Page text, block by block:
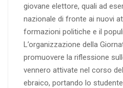
giovane elettore, quali ad
nazionale di fronte ai nuovi
formazioni politiche e il
L’organizzazione della
promuovere la riflessione
vennero attivate nel corso
ebraico, portando lo